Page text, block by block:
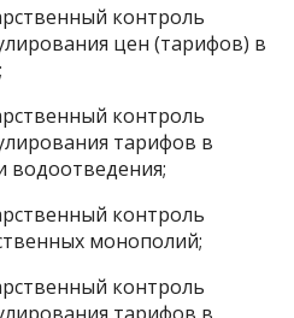
контроль
цен (тарифов) в
контроль
тарифов в
водоотведения;
контроль
монополий;
контроль